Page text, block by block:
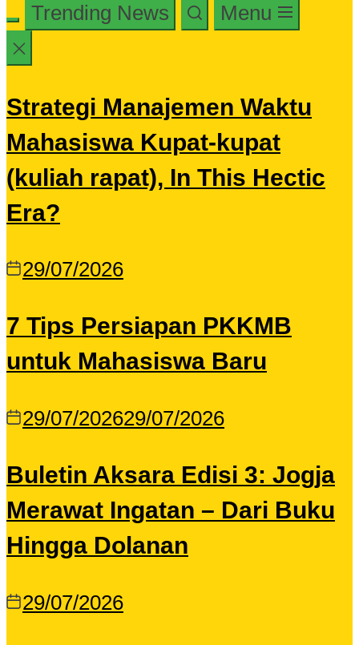
Trending News Menu
Strategi Manajemen Waktu
Mahasiswa Kupat-kupat
(kuliah rapat), In This Hectic
Era?
29/07/2026
7 Tips Persiapan PKKMB
untuk Mahasiswa Baru
29/07/202629/07/2026
Buletin Aksara Edisi 3: Jogja
Merawat Ingatan – Dari Buku
Hingga Dolanan
29/07/2026